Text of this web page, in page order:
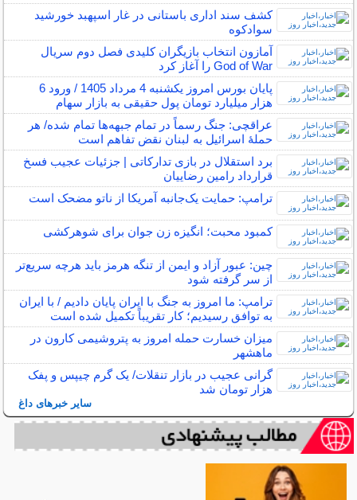
کشف سند اداری باستانی در غار اسپهبد خورشید
سوادکوه
آمازون انتخاب بازیگران کلیدی فصل دوم سریال
God of War را آغاز کرد
پایان بورس امروز یکشنبه 4 مرداد 1405 / ورود 6
هزار میلیارد تومان پول حقیقی به بازار سهام
عراقچی: جنگ رسماً در تمام جبهه‌ها تمام شده/ هر
حملهٔ اسرائیل به لبنان نقض تفاهم است
برد استقلال در بازی تدارکاتی | جزئیات عجیب فسخ
قرارداد رامین رضاییان
ترامپ: حمایت یک‌جانبه آمریکا از ناتو مضحک است
کمبود محبت؛ انگیزه زن جوان برای شوهرکشی
چین: عبور آزاد و ایمن از تنگه هرمز باید هرچه سریع‌تر
از سر گرفته شود
ترامپ: ما امروز به جنگ با ایران پایان دادیم / با ایران
به توافق رسیدیم؛ کار تقریباً تکمیل شده است
میزان خسارت حمله امروز به پتروشیمی کارون در
ماهشهر
گرانی عجیب در بازار تنقلات/ یک گرم چیپس و پفک
هزار تومان شد
سایر خبرهای داغ